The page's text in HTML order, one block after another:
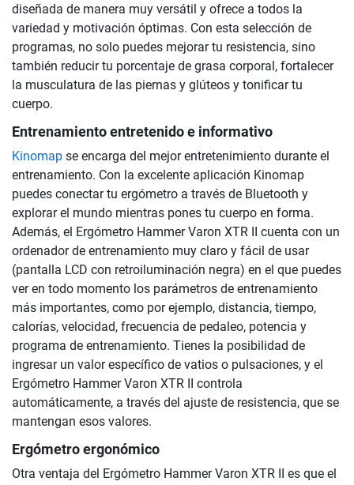
diseñada de manera muy versátil y ofrece a todos la
variedad y motivación óptimas. Con esta selección de
programas, no solo puedes mejorar tu resistencia, sino
también reducir tu porcentaje de grasa corporal, fortalecer
la musculatura de las piernas y glúteos y tonificar tu
cuerpo.
Entrenamiento entretenido e informativo
Kinomap se encarga del mejor entretenimiento durante el
entrenamiento. Con la excelente aplicación Kinomap
puedes conectar tu ergómetro a través de Bluetooth y
explorar el mundo mientras pones tu cuerpo en forma.
Además, el Ergómetro Hammer Varon XTR II cuenta con un
ordenador de entrenamiento muy claro y fácil de usar
(pantalla LCD con retroiluminación negra) en el que puedes
ver en todo momento los parámetros de entrenamiento
más importantes, como por ejemplo, distancia, tiempo,
calorías, velocidad, frecuencia de pedaleo, potencia y
programa de entrenamiento. Tienes la posibilidad de
ingresar un valor específico de vatios o pulsaciones, y el
Ergómetro Hammer Varon XTR II controla
automáticamente, a través del ajuste de resistencia, que se
mantengan esos valores.
Ergómetro ergonómico
Otra ventaja del Ergómetro Hammer Varon XTR II es que el